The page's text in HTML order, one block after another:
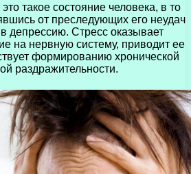
такое состояние человека, в то
от преследующих его неудач
депрессию. Стресс оказывает
на нервную систему, приводит ее
формированию хронической
раздражительности.